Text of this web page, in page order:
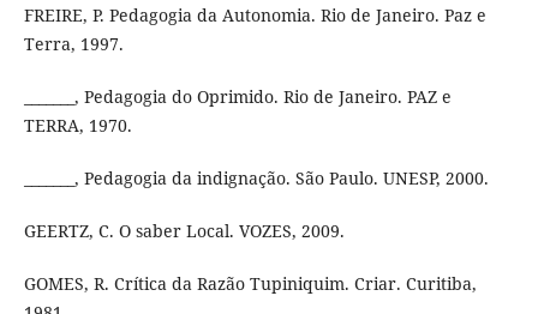
FREIRE, P. Pedagogia da Autonomia. Rio de Janeiro. Paz e
Terra, 1997.
_______, Pedagogia do Oprimido. Rio de Janeiro. PAZ e
TERRA, 1970.
_______, Pedagogia da indignação. São Paulo. UNESP, 2000.
GEERTZ, C. O saber Local. VOZES, 2009.
GOMES, R. Crítica da Razão Tupiniquim. Criar. Curitiba,